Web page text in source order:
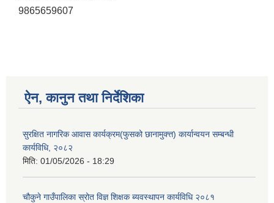
9865659607
ऐन, कानुन तथा निर्देशिका
सुरक्षित नागरिक आवास कार्यक्रम(फुसको छानामुक्त्त) कार्यान्वयन सम्बन्धी
कार्यविधि, २०८२
मिति: 01/05/2026 - 18:29
चौकुने गाउँपालिका स्रोत विज्ञ शिक्षक ब्यवस्थापन कार्यविधि २०८१